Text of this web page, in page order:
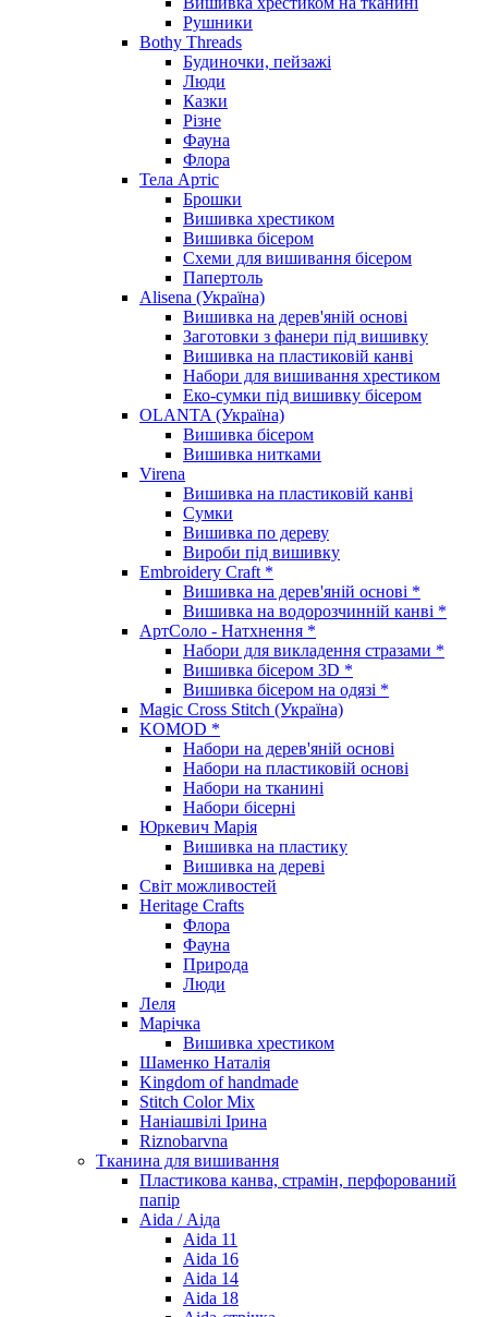
Рушники
Bothy Threads
Будиночки, пейзажі
Люди
Казки
Різне
Фауна
Флора
Тела Артіс
Брошки
Вишивка хрестиком
Вишивка бісером
Схеми для вишивання бісером
Папертоль
Alisena (Україна)
Вишивка на дерев'яній основі
Заготовки з фанери під вишивку
Вишивка на пластиковій канві
Набори для вишивання хрестиком
Еко-сумки під вишивку бісером
OLANTA (Україна)
Вишивка бісером
Вишивка нитками
Virena
Вишивка на пластиковій канві
Сумки
Вишивка по дереву
Вироби під вишивку
Embroidery Craft *
Вишивка на дерев'яній основі *
Вишивка на водорозчинній канві *
АртСоло - Натхнення *
Набори для викладення стразами *
Вишивка бісером 3D *
Вишивка бісером на одязі *
Magic Cross Stitch (Україна)
KOMOD *
Набори на дерев'яній основі
Набори на пластиковій основі
Набори на тканині
Набори бісерні
Юркевич Марія
Вишивка на пластику
Вишивка на дереві
Світ можливостей
Heritage Crafts
Флора
Фауна
Природа
Люди
Леля
Марічка
Вишивка хрестиком
Шаменко Наталія
Kingdom of handmade
Stitch Color Mix
Наніашвілі Ірина
Riznobarvna
Тканина для вишивання
Пластикова канва, страмін, перфорований
папір
Aida / Аіда
Aida 11
Aida 16
Aida 14
Aida 18